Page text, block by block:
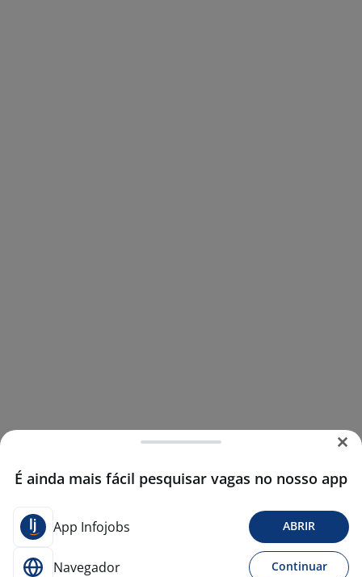
É ainda mais fácil pesquisar vagas no nosso app
App Infojobs ABRIR
Navegador Continuar